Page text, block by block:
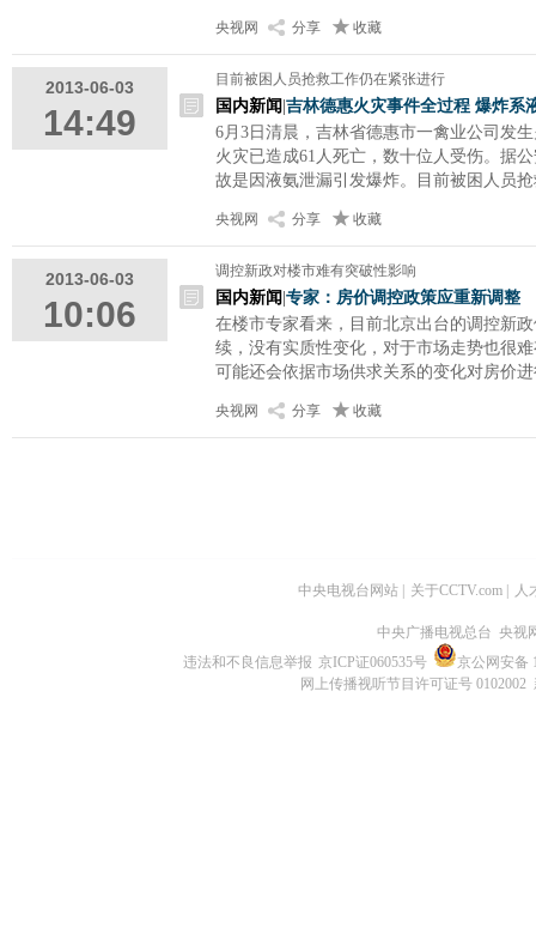
央视网 分享 收藏
2013-06-03
14:49
目前被困人员抢救工作仍在紧张进行
国内新闻 吉林德惠火灾事件全过程 爆炸系
6月3日清晨，吉林省德惠市一禽业公司发
火灾已造成61人死亡，数十位人受伤。据
故是因液氨泄漏引发爆炸。目前被困人员
央视网 分享 收藏
2013-06-03
10:06
调控新政对楼市难有突破性影响
国内新闻 专家：房价调控政策应重新调整
在楼市专家看来，目前北京出台的调控新
续，没有实质性变化，对于市场走势也很
可能还会依据市场供求关系的变化对房价
央视网 分享 收藏
中央电视台网站 关于CCTV.com 人
中央广播电视总台 央视
违法和不良信息举报 京ICP证060535号
京公网安备
网上传播视听节目许可证号 0102002